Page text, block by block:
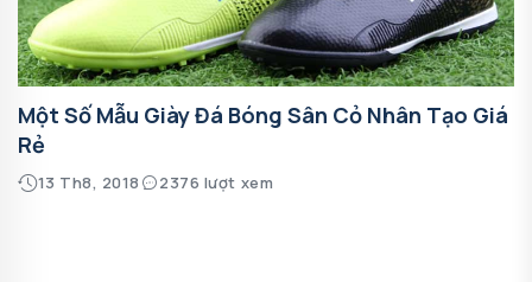
Một Số Mẫu Giày Đá Bóng Sân Cỏ Nhân Tạo Giá
Rẻ
13 Th8, 2018 2376 lượt xem